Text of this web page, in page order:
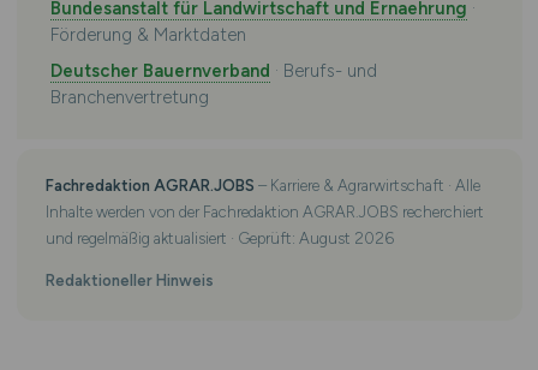
Bundesanstalt für Landwirtschaft und Ernaehrung ·
Förderung & Marktdaten
Deutscher Bauernverband · Berufs- und
Branchenvertretung
Fachredaktion AGRAR.JOBS – Karriere & Agrarwirtschaft · Alle
Inhalte werden von der Fachredaktion AGRAR.JOBS recherchiert
und regelmäßig aktualisiert · Geprüft: August 2026
Redaktioneller Hinweis